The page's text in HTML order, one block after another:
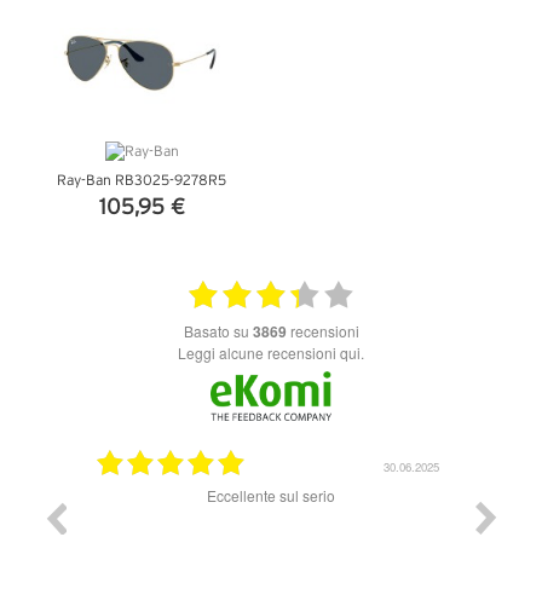
Ray-Ban RB3025-9278R5
105,95 €
basato su 3869 recensioni
Leggi alcune recensioni qui.
in
30.06.2025
Eccellente sul serio